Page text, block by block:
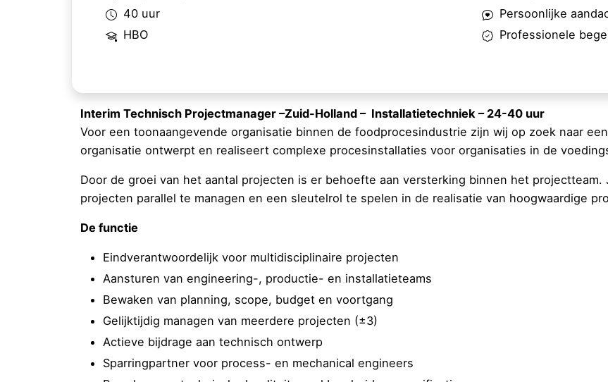
40 uur
HBO
Persoonlijke
Professionele
Interim Technisch Projectmanager –Zuid-Holland – Installatietechniek – 24-40 uur
Voor een toonaangevende organisatie binnen de foodprocesindustrie zijn wij op zoek naar
organisatie ontwerpt en realiseert complexe procesinstallaties voor organisaties in de
Door de groei van het aantal projecten is er behoefte aan versterking binnen het
projecten parallel te managen en een sleutelrol te spelen in de realisatie van hoogwaardige
De functie
Eindverantwoordelijk voor multidisciplinaire projecten
Aansturen van engineering-, productie- en installatieteams
Bewaken van planning, scope, budget en voortgang
Gelijktijdig managen van meerdere projecten (±3)
Actieve bijdrage aan technisch ontwerp
Sparringpartner voor process- en mechanical engineers